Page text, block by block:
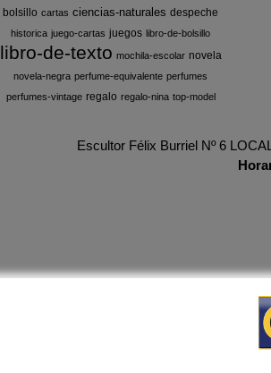
bolsillo cartas ciencias-naturales despeche
historica juego-cartas juegos libro-de-bolsillo
libro-de-texto mochila-escolar novela
novela-negra perfume-equivalente perfumes
perfumes-vintage regalo regalo-nina top-model
Escultor Félix Burriel Nº 6